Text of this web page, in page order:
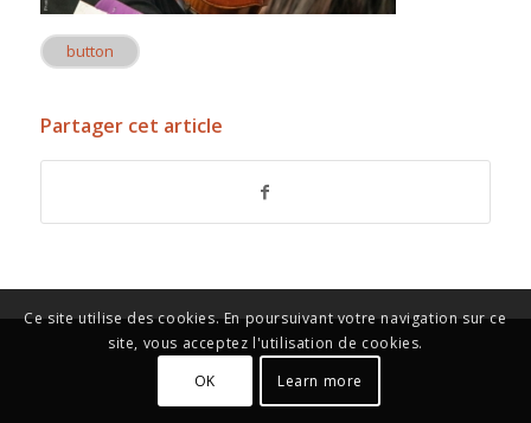
button
Partager cet article
Ce site utilise des cookies. En poursuivant votre navigation sur ce
site, vous acceptez l'utilisation de cookies.
OK
Learn more